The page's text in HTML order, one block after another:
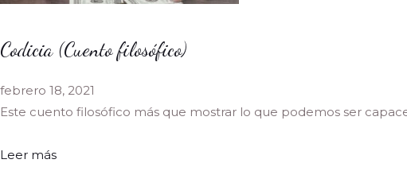
Codicia (Cuento filosófico)
febrero 18, 2021
Este cuento filosófico más que mostrar lo que podemos ser
Leer más